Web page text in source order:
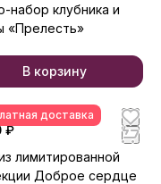
набор клубника и
«Прелесть»
В корзину
доставка
₽
лимитированной
Доброе сердце